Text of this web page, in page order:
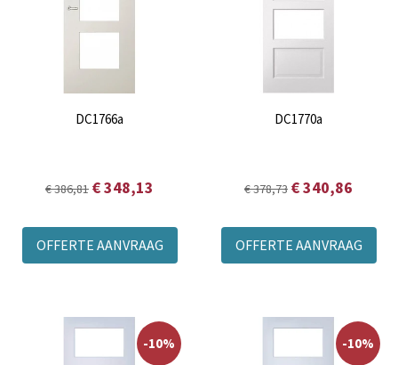
DC1766a
€ 386,81 € 348,13
OFFERTE AANVRAAG
DC1770a
€ 378,73 € 340,86
OFFERTE AANVRAAG
-10% -10%